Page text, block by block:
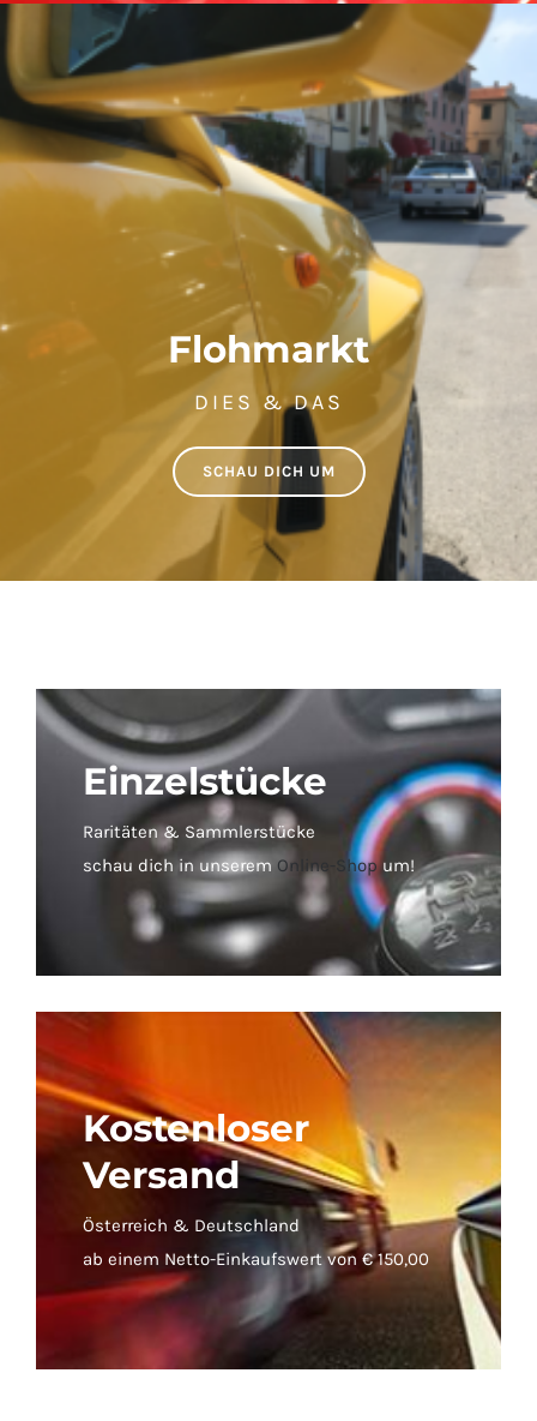
Flohmarkt
DIES & DAS
SCHAU DICH UM
Einzelstücke
Raritäten & Sammlerstücke
schau dich in unserem Online-Shopum!
Kostenloser
Versand
Österreich & Deutschland
ab einem Netto-Einkaufswert von € 150,00